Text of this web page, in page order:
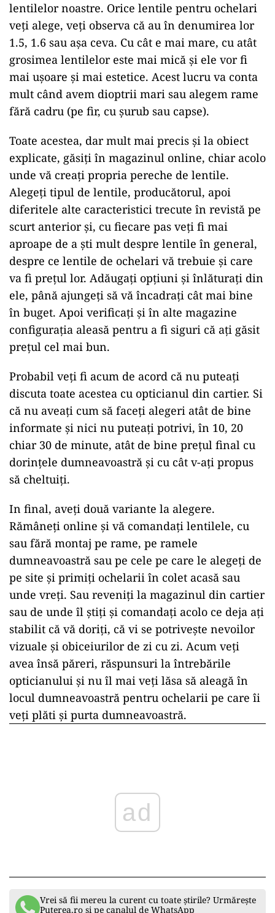
lentilelor noastre. Orice lentile pentru ochelari
veți alege, veți observa că au în denumirea lor
1.5, 1.6 sau așa ceva. Cu cât e mai mare, cu atât
grosimea lentilelor este mai mică și ele vor fi
mai ușoare și mai estetice. Acest lucru va conta
mult când avem dioptrii mari sau alegem rame
fără cadru (pe fir, cu șurub sau capse).
Toate acestea, dar mult mai precis și la obiect
explicate, găsiți în magazinul online, chiar acolo
unde vă creați propria pereche de lentile.
Alegeți tipul de lentile, producătorul, apoi
diferitele alte caracteristici trecute în revistă pe
scurt anterior și, cu fiecare pas veți fi mai
aproape de a ști mult despre lentile în general,
despre ce lentile de ochelari vă trebuie și care
va fi prețul lor. Adăugați opțiuni și înlăturați din
ele, până ajungeți să vă încadrați cât mai bine
în buget. Apoi verificați și în alte magazine
configurația aleasă pentru a fi siguri că ați găsit
prețul cel mai bun.
Probabil veți fi acum de acord că nu puteați
discuta toate acestea cu opticianul din cartier. Si
că nu aveați cum să faceți alegeri atât de bine
informate și nici nu puteați potrivi, în 10, 20
chiar 30 de minute, atât de bine prețul final cu
dorințele dumneavoastră și cu cât v-ați propus
să cheltuiți.
In final, aveți două variante la alegere.
Rămâneți online și vă comandați lentilele, cu
sau fără montaj pe rame, pe ramele
dumneavoastră sau pe cele pe care le alegeți de
pe site și primiți ochelarii în colet acasă sau
unde vreți. Sau reveniți la magazinul din cartier
sau de unde îl știți și comandați acolo ce deja ați
stabilit că vă doriți, că vi se potrivește nevoilor
vizuale și obiceiurilor de zi cu zi. Acum veți
avea însă păreri, răspunsuri la întrebările
opticianului și nu îl mai veți lăsa să aleagă în
locul dumneavoastră pentru ochelarii pe care îi
veți plăti și purta dumneavoastră.
ad
Vrei să fii mereu la curent cu toate știrile? Urmărește
Puterea.ro și pe canalul de WhatsApp